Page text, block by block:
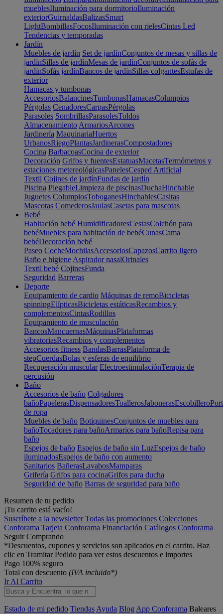
mueblesIluminación para dormitorioIluminación
exteriorGuirnaldasBalizasSmart
LightBombillasFocosIluminación con rielesCintas Led
Tendencias y temporadas
Jardín
Muebles de jardín Set de jardínConjuntos de mesas y sillas de
jardínSillas de jardínMesas de jardínConjuntos de sofás de
jardínSofás jardínBancos de jardínSillas colgantesEstufas de
exterior
Hamacas y tumbonas
AccesoriosBalancinesTumbonasHamacasColumpios
Pérgolas CenadoresCarpasPérgolas
Parasoles SombrillasParasolesToldos
Almacenamiento ArmariosArcones
Jardinería MaquinariaHuertos
UrbanosRiegoPlantasJardinerasCompostadores
Cocina BarbacoasCocina de exterior
Decoración Grifos y fuentesEstatuasMacetasTermómetros y
estaciones metereológicasPanelesCesped Artificial
Textil Cojines de jardínFundas de jardín
Piscina PlegableLimpieza de piscinasDuchaHinchable
Juguetes ColumpiosToboganesHinchablesCasitas
Mascotas ComederosJaulasCasetas para mascotas
Bebé
Habitación bebé HumidificadoresCestasColchón para
bebéMuebles para habitación de bebéCunasCama
bebéDecoración bebé
Paseo CocheMochilasAccesoriosCapazosCarrito ligero
Baño e higiene Aspirador nasalOrinales
Textil bebé CojinesFunda
Seguridad Barreras
Deporte
Equipamiento de cardio Máquinas de remoBicicletas
spinningElípticasBicicletas estáticasRecambios y
complementosCintasRodillos
Equipamiento de musculación
BancosMancuernasMáquinasPlataformas
vibratoriasRecambios y complementos
Accesorios fitness BandasBarrasPlataforma de
stepCuerdasBolas y esferas de equilibrio
Recuperación muscular ElectroestimulaciónTerapia de
percusión
Baño
Accesorios de baño Colgadores
bañoPapelerasDispensadoresToallerosJabonerasEscobillero
de ropa
Muebles de baño BotiquinesConjuntos de muebles para
bañoTocadores para bañoArmarios para bañoRepisa para
baño
Espejos de baño Espejos de baño sin LuzEspejos de baño
iluminadosEspejos de baño con aumento
Sanitarios BañerasLavabosMamparas
Grifería Grifos para cocinaGrifos para ducha
Seguridad de baño Barras de seguridad para baño
Resumen de tu pedido
¡Tu carrito está vacío!
Suscríbete a la newsletter Todas las promociones Colecciones
Conforama Tarjeta Conforama Financiación Catálogos Conforama
Seguir Comprando
*Descuentos, cupones y servicios son aplicados en el carrito. Haz
clic en Tramitar Pedido para ver estos descuentos e importes
Pago 100% seguro
Total con descuento (IVA incluido*)
Ir Al Carrito
Estado de mi pedido Tiendas Ayuda Blog App Conforama Baleares